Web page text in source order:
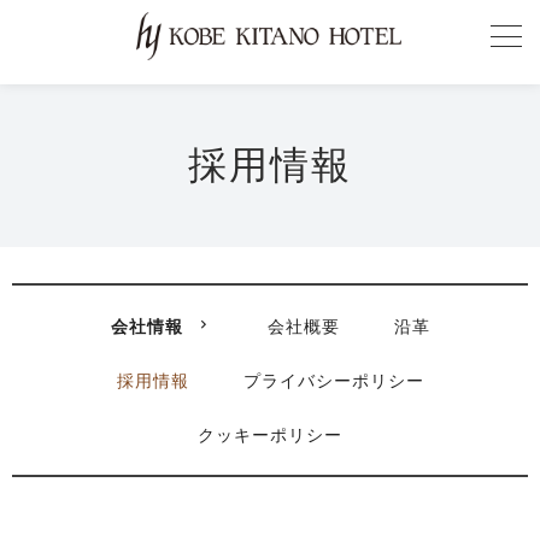
採用情報
会社情報 会社概要 沿革
採用情報 プライバシーポリシー
クッキーポリシー